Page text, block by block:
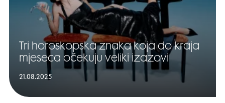
Tri horoskopska znaka koja do kraja
mjeseca očekuju veliki izazovi
21.08.2025